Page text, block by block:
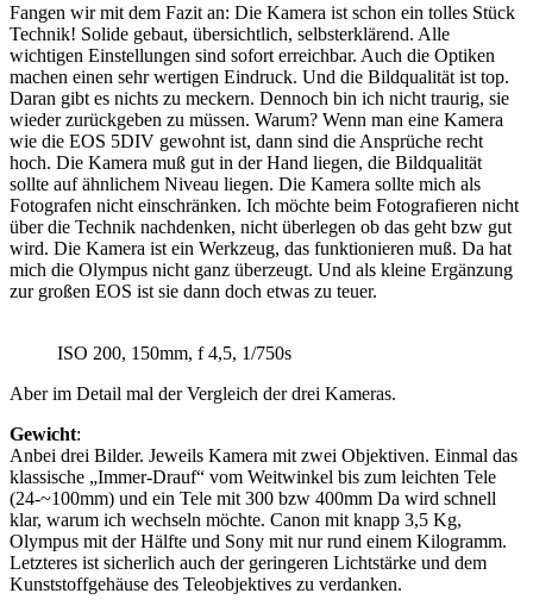
Fangen wir mit dem Fazit an: Die Kamera ist schon ein tolles Stück
Technik! Solide gebaut, übersichtlich, selbsterklärend. Alle
wichtigen Einstellungen sind sofort erreichbar. Auch die Optiken
machen einen sehr wertigen Eindruck. Und die Bildqualität ist top.
Daran gibt es nichts zu meckern. Dennoch bin ich nicht traurig, sie
wieder zurückgeben zu müssen. Warum? Wenn man eine Kamera
wie die EOS 5DIV gewohnt ist, dann sind die Ansprüche recht
hoch. Die Kamera muß gut in der Hand liegen, die Bildqualität
sollte auf ähnlichem Niveau liegen. Die Kamera sollte mich als
Fotografen nicht einschränken. Ich möchte beim Fotografieren nicht
über die Technik nachdenken, nicht überlegen ob das geht bzw gut
wird. Die Kamera ist ein Werkzeug, das funktionieren muß. Da hat
mich die Olympus nicht ganz überzeugt. Und als kleine Ergänzung
zur großen EOS ist sie dann doch etwas zu teuer.
ISO 200, 150mm, f 4,5, 1/750s
Aber im Detail mal der Vergleich der drei Kameras.
Gewicht:
Anbei drei Bilder. Jeweils Kamera mit zwei Objektiven. Einmal das
klassische „Immer-Drauf“ vom Weitwinkel bis zum leichten Tele
(24-~100mm) und ein Tele mit 300 bzw 400mm Da wird schnell
klar, warum ich wechseln möchte. Canon mit knapp 3,5 Kg,
Olympus mit der Hälfte und Sony mit nur rund einem Kilogramm.
Letzteres ist sicherlich auch der geringeren Lichtstärke und dem
Kunststoffgehäuse des Teleobjektives zu verdanken.